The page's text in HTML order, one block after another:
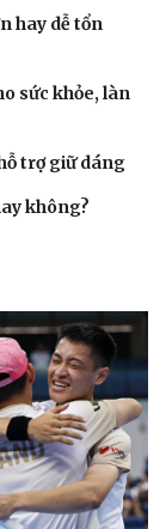
thời sự
đêm khuya
yêu
cho bé
hồn
hay dễ tổn
sức khỏe, làn
trợ giữ dáng
không?